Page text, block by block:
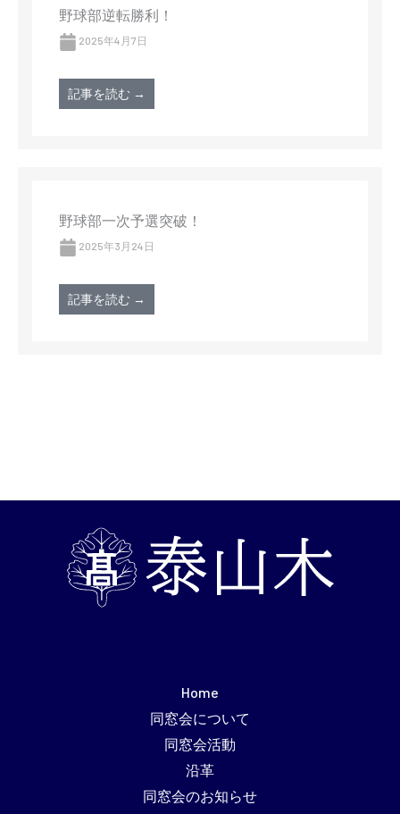
野球部逆転勝利！
2025年4月7日
記事を読む →
野球部一次予選突破！
2025年3月24日
記事を読む →
Home
同窓会について
同窓会活動
沿革
同窓会のお知らせ